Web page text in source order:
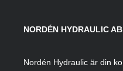
NORDÉN HYDRAULIC AB
Nordén Hydraulic är din